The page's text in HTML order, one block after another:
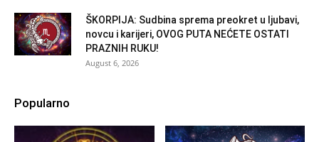
ŠKORPIJA: Sudbina sprema preokret u ljubavi,
novcu i karijeri, OVOG PUTA NEĆETE OSTATI
PRAZNIH RUKU!
August 6, 2026
Popularno